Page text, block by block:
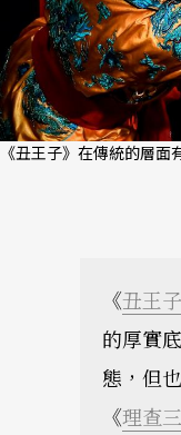
《丑王子》在傳統的層
《丑王子
的厚實
態，但
《理查